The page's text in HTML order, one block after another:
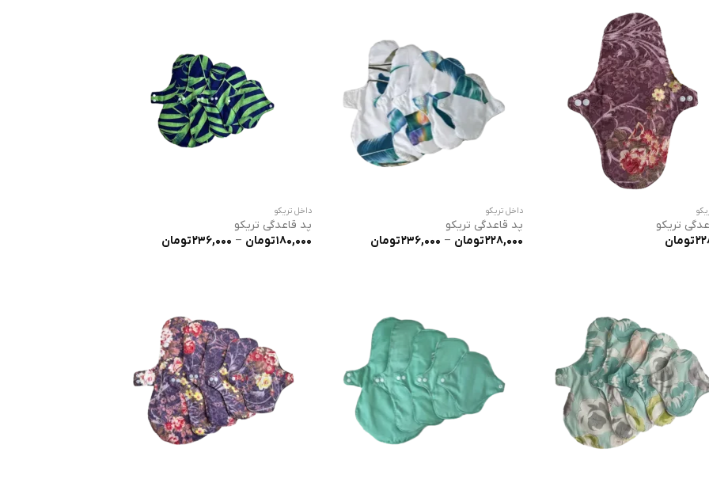
تریکو
تومان
داخل تریکو
پد قاعدگی تریکو
228,000تومان –
236,000تومان
داخل تریکو
پد قاعدگی تریکو
180,000تومان –
236,000تومان